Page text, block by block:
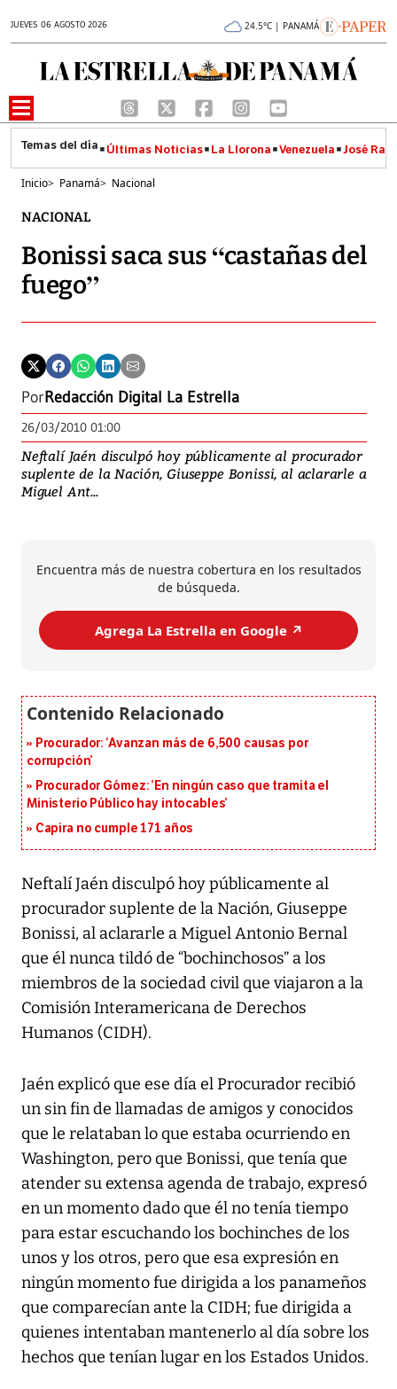
JUEVES 06 AGOSTO 2026 24.5°C | PANAMÁ
Últimas Noticias La Llorona Venezuela José
Inicio> Panamá> Nacional
NACIONAL
Bonissi saca sus “castañas del
fuego”
PorRedacción Digital La Estrella
26/03/2010 01:00
Neftalí Jaén disculpó hoy públicamente al procurador
suplente de la Nación, Giuseppe Bonissi, al aclararle a
Miguel Ant...
Encuentra más de nuestra cobertura en los resultados
de búsqueda.
Agrega La Estrella en Google ↗️
Procurador: ‘Avanzan más de 6,500 causas por
corrupción’
Procurador Gómez: ‘En ningún caso que tramita el
Ministerio Público hay intocables’
Capira no cumple 171 años
Neftalí Jaén disculpó hoy públicamente al
procurador suplente de la Nación, Giuseppe
Bonissi, al aclararle a Miguel Antonio Bernal
que él nunca tildó de “bochinchosos” a los
miembros de la sociedad civil que viajaron a la
Comisión Interamericana de Derechos
Humanos (CIDH).
Jaén explicó que ese día el Procurador recibió
un sin fin de llamadas de amigos y conocidos
que le relataban lo que estaba ocurriendo en
Washington, pero que Bonissi, que tenía que
atender su extensa agenda de trabajo, expresó
en un momento dado que él no tenía tiempo
para estar escuchando los bochinches de los
unos y los otros, pero que esa expresión en
ningún momento fue dirigida a los panameños
que comparecían ante la CIDH; fue dirigida a
quienes intentaban mantenerlo al día sobre los
hechos que tenían lugar en los Estados Unidos.